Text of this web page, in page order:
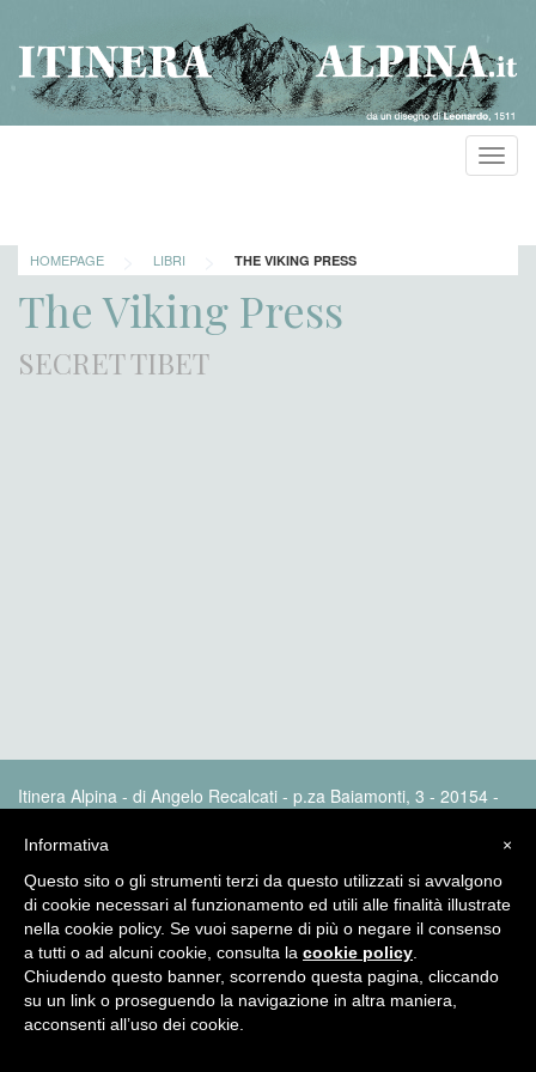
HOMEPAGE LIBRI THE VIKING PRESS
The Viking Press
SECRET TIBET
Itinera Alpina - di Angelo Recalcati - p.za Baiamonti, 3 - 20154 -
policy
×
Informativa
Questo sito o gli strumenti terzi da questo utilizzati si avvalgono
di cookie necessari al funzionamento ed utili alle finalità illustrate
nella cookie policy. Se vuoi saperne di più o negare il consenso
a tutti o ad alcuni cookie, consulta la cookie policy
Chiudendo questo banner, scorrendo questa pagina, cliccando
su un link o proseguendo la navigazione in altra maniera,
acconsenti all’uso dei cookie.